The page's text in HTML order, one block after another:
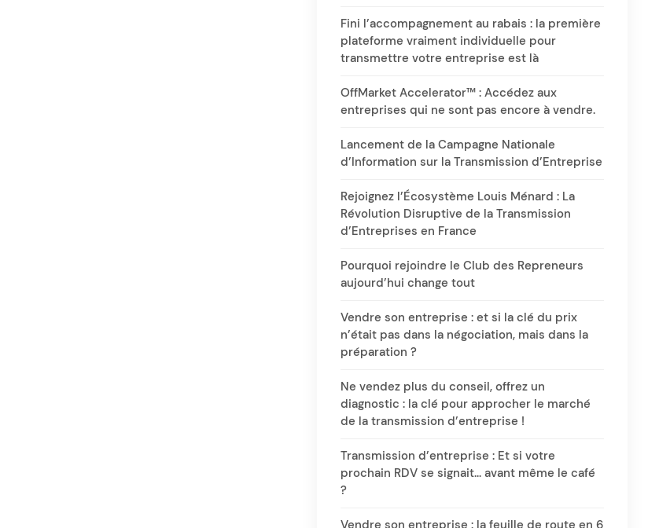
Fini l’accompagnement au rabais : la première
plateforme vraiment individuelle pour
transmettre votre entreprise est là
OffMarket Accelerator™ : Accédez aux
entreprises qui ne sont pas encore à vendre.
Lancement de la Campagne Nationale
d’Information sur la Transmission d’Entreprise
Rejoignez l’Écosystème Louis Ménard : La
Révolution Disruptive de la Transmission
d’Entreprises en France
Pourquoi rejoindre le Club des Repreneurs
aujourd’hui change tout
Vendre son entreprise : et si la clé du prix
n’était pas dans la négociation, mais dans la
préparation ?
Ne vendez plus du conseil, offrez un
diagnostic : la clé pour approcher le marché
de la transmission d’entreprise !
Transmission d’entreprise : Et si votre
prochain RDV se signait… avant même le café
?
Vendre son entreprise : la feuille de route en 6